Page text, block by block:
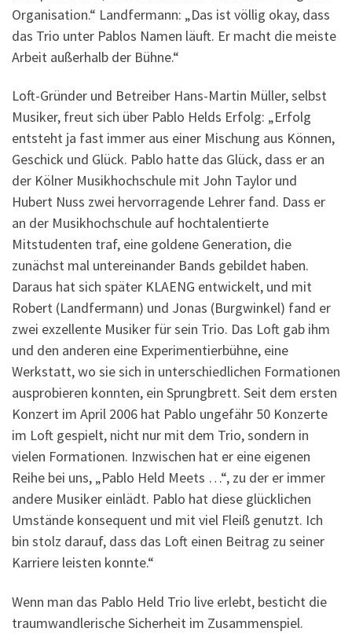
Organisation.“ Landfermann: „Das ist völlig okay, dass
das Trio unter Pablos Namen läuft. Er macht die meiste
Arbeit außerhalb der Bühne.“
Loft-Gründer und Betreiber Hans-Martin Müller, selbst
Musiker, freut sich über Pablo Helds Erfolg: „Erfolg
entsteht ja fast immer aus einer Mischung aus Können,
Geschick und Glück. Pablo hatte das Glück, dass er an
der Kölner Musikhochschule mit John Taylor und
Hubert Nuss zwei hervorragende Lehrer fand. Dass er
an der Musikhochschule auf hochtalentierte
Mitstudenten traf, eine goldene Generation, die
zunächst mal untereinander Bands gebildet haben.
Daraus hat sich später KLAENG entwickelt, und mit
Robert (Landfermann) und Jonas (Burgwinkel) fand er
zwei exzellente Musiker für sein Trio. Das Loft gab ihm
und den anderen eine Experimentierbühne, eine
Werkstatt, wo sie sich in unterschiedlichen Formationen
ausprobieren konnten, ein Sprungbrett. Seit dem ersten
Konzert im April 2006 hat Pablo ungefähr 50 Konzerte
im Loft gespielt, nicht nur mit dem Trio, sondern in
vielen Formationen. Inzwischen hat er eine eigenen
Reihe bei uns, „Pablo Held Meets …“, zu der er immer
andere Musiker einlädt. Pablo hat diese glücklichen
Umstände konsequent und mit viel Fleiß genutzt. Ich
bin stolz darauf, dass das Loft einen Beitrag zu seiner
Karriere leisten konnte.“
Wenn man das Pablo Held Trio live erlebt, besticht die
traumwandlerische Sicherheit im Zusammenspiel.